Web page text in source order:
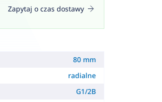
Zapytaj o czas dostawy
80 mm
radialne
G1/2B